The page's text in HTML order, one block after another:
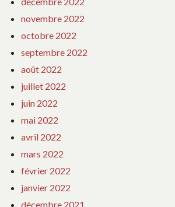
novembre 2022
octobre 2022
septembre 2022
août 2022
juillet 2022
juin 2022
mai 2022
avril 2022
mars 2022
février 2022
janvier 2022
décembre 2021